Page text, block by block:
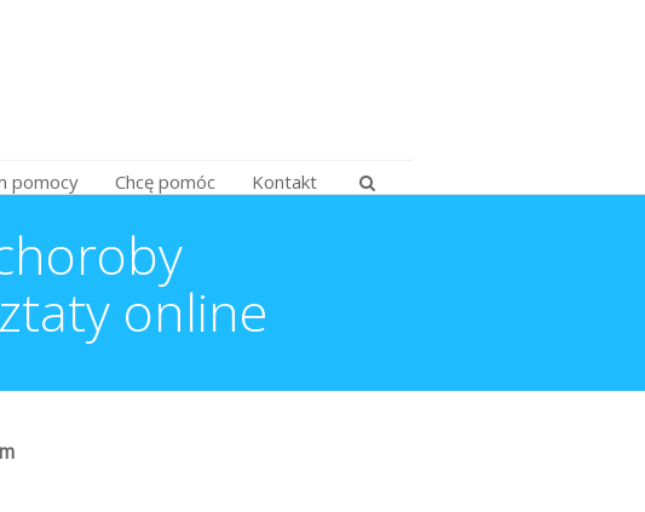
pomocy Chcę pomóc Kontakt
online